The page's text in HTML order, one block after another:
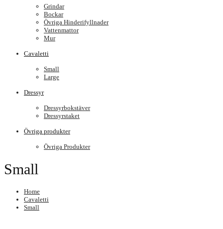
Grindar
Bockar
Övriga Hinderifyllnader
Vattenmattor
Mur
Cavaletti
Small
Large
Dressyr
Dressyrbokstäver
Dressyrstaket
Övriga produkter
Övriga Produkter
Small
Home
Cavaletti
Small